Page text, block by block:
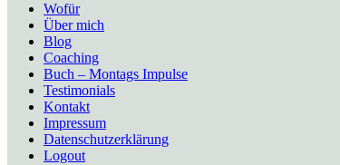
Wofür
Über mich
Blog
Coaching
Buch – Montags Impulse
Testimonials
Kontakt
Impressum
Datenschutzerklärung
Logout